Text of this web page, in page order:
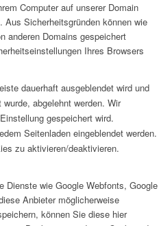
Computer auf unserer Domain
Aus Sicherheitsgründen können wie
anderen Domains gespeichert
Ihres Browsers
dauerhaft ausgeblendet wird und
abgelehnt werden. Wir
gespeichert wird.
Seitenladen eingeblendet werden.
zu aktivieren/deaktivieren.
Dienste wie Google Webfonts, Google
Anbieter möglicherweise
können Sie diese hier